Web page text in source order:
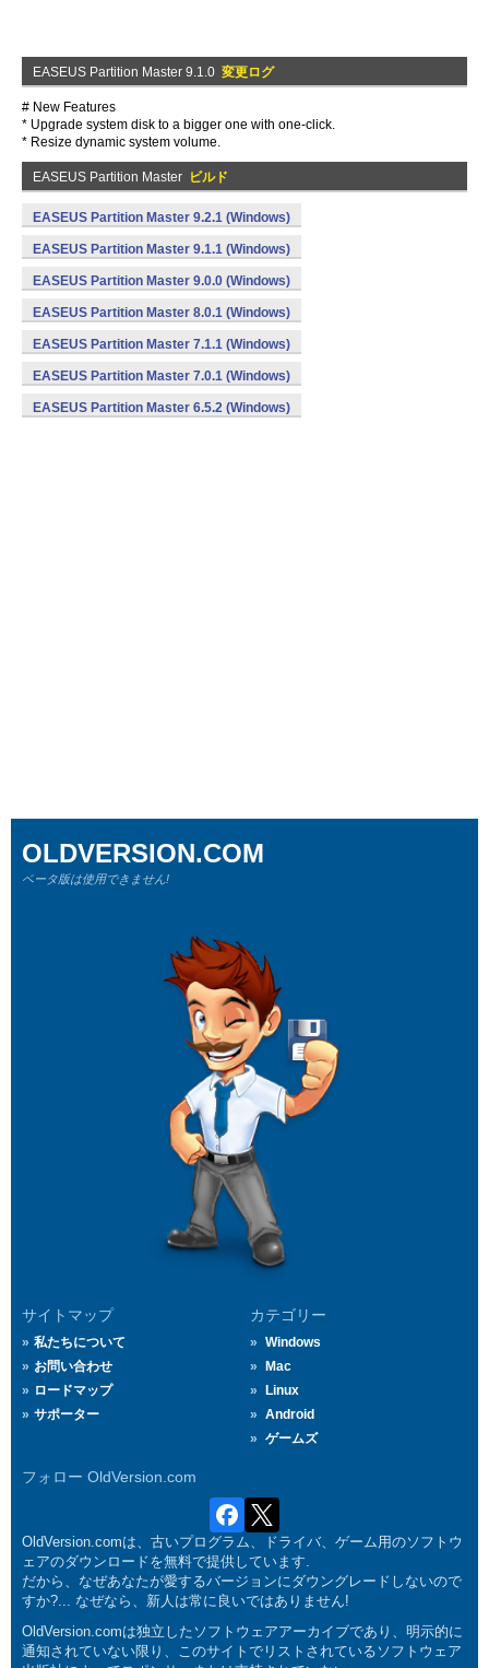
EASEUS Partition Master 9.1.0 変更ログ
# New Features
* Upgrade system disk to a bigger one with one-click.
* Resize dynamic system volume.
EASEUS Partition Master ビルド
EASEUS Partition Master 9.2.1 (Windows)
EASEUS Partition Master 9.1.1 (Windows)
EASEUS Partition Master 9.0.0 (Windows)
EASEUS Partition Master 8.0.1 (Windows)
EASEUS Partition Master 7.1.1 (Windows)
EASEUS Partition Master 7.0.1 (Windows)
EASEUS Partition Master 6.5.2 (Windows)
サイトマップ
私たちについて
お問い合わせ
ロードマップ
サポーター
カテゴリー
Windows
Mac
Linux
Android
ゲームズ
フォロー OldVersion.com
OLDVERSION.COM
ベータ版は使用できません!
OldVersion.comは、古いプログラム、ドライバ、ゲーム用のソフトウ
ェアのダウンロードを無料で提供しています.
だから、なぜあなたが愛するバージョンにダウングレードしないので
すか?... なぜなら、新人は常に良いではありません!
OldVersion.comは独立したソフトウェアアーカイブであり、明示的に
通知されていない限り、このサイトでリストされているソフトウェア